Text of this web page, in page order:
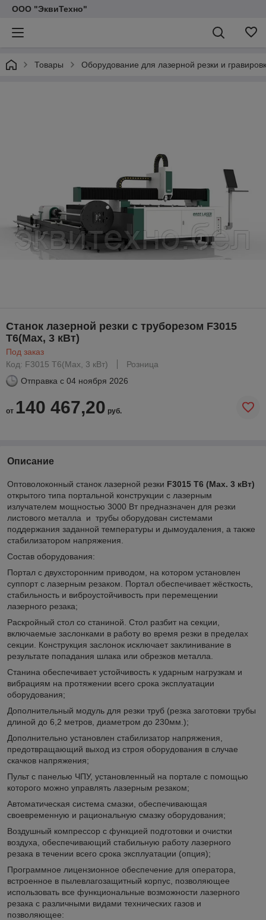
ООО "ЭквиТехно"
Товары Оборудование для лазерной резки и
Станок лазерной резки с труборезом F3015
Т6(Max, 3 кВт)
Под заказ
Код: F3015 Т6(Max, 3 кВт)
Розница
Отправка с 04 ноября 2026
от 140 467,20 руб.
Описание
Оптоволоконный станок лазерной резки F3015 Т6 (Max. 3 кВт)
открытого типа портальной конструкции с лазерным
излучателем мощностью 3000 Вт предназначен для резки
листового металла и трубы оборудован системами
поддержания заданной температуры и дымоудаления, а также
стабилизатором напряжения.
Состав оборудования:
Портал с двухсторонним приводом, на котором установлен
суппорт с лазерным резаком. Портал обеспечивает жёсткость,
стабильность и виброустойчивость при перемещении
лазерного резака;
Раскройный стол со станиной. Стол разбит на секции,
включаемые заслонками в работу во время резки в пределах
секции. Конструкция заслонок исключает заклинивание в
результате попадания шлака или обрезков металла.
Станина обеспечивает устойчивость к ударным нагрузкам и
вибрациям на протяжении всего срока эксплуатации
оборудования;
Дополнительный модуль для резки труб (резка заготовки трубы
длиной до 6,2 метров, диаметром до 230мм.);
Дополнительно установлен стабилизатор напряжения,
предотвращающий выход из строя оборудования в случае
скачков напряжения;
Пульт с панелью ЧПУ, установленный на портале с помощью
которого можно управлять лазерным резаком;
Автоматическая система смазки, обеспечивающая
своевременную и рациональную смазку оборудования;
Воздушный компрессор с функцией подготовки и очистки
воздуха, обеспечивающий стабильную работу лазерного
резака в течении всего срока эксплуатации (опция);
Программное лицензионное обеспечение для оператора,
встроенное в пылевлагозащитный корпус, позволяющее
использовать все функциональные возможности лазерного
резака с различными видами технических газов и
позволяющее: